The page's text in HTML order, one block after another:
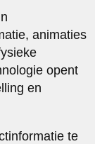
animaties
opent
en
te